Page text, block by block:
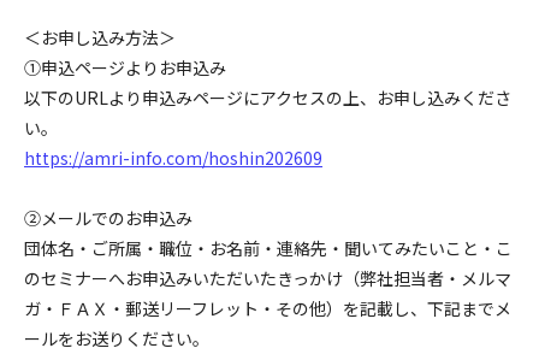
＜お申し込み方法＞
➀申込ページよりお申込み
以下のURLより申込みページにアクセスの上、お申し込みくださ
い。
https://amri-info.com/hoshin202609
②メールでのお申込み
団体名・ご所属・職位・お名前・連絡先・聞いてみたいこと・こ
のセミナーへお申込みいただいたきっかけ（弊社担当者・メルマ
ガ・ＦＡＸ・郵送リーフレット・その他）を記載し、下記までメ
ールをお送りください。